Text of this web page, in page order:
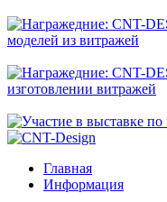
Главная
Информация